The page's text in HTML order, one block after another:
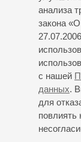
анализа
закона
с нашей
данных.
для
повлиять
мая
Большой
Совместно
филармонии
Дирижер -